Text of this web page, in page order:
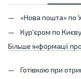
«Нова пошта» по
Кур'єром по
Більше інформації
Готівкою при